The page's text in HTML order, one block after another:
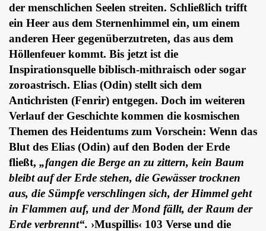
der menschlichen Seelen streiten. Schließlich trifft
ein Heer aus dem Sternenhimmel ein, um einem
anderen Heer gegenüberzutreten, das aus dem
Höllenfeuer kommt. Bis jetzt ist die
Inspirationsquelle biblisch-mithraisch oder sogar
zoroastrisch. Elias (Odin) stellt sich dem
Antichristen (Fenrir) entgegen. Doch im weiteren
Verlauf der Geschichte kommen die kosmischen
Themen des Heidentums zum Vorschein: Wenn das
Blut des Elias (Odin) auf den Boden der Erde
fließt, „fangen die Berge an zu zittern, kein Baum
bleibt auf der Erde stehen, die Gewässer trocknen
aus, die Sümpfe verschlingen sich, der Himmel geht
in Flammen auf, und der Mond fällt, der Raum der
Erde verbrennt“. ›Muspillis‹ 103 Verse und die